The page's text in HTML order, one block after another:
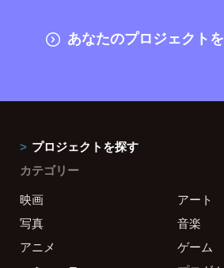
あなたのプロジェクト
プロジェクトを探す
カテゴリー
映画
アート
写真
音楽
アニメ
ゲーム